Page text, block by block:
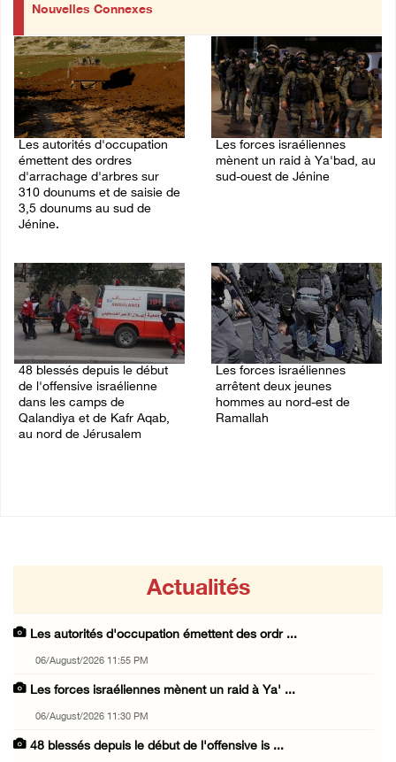
Nouvelles Connexes
Les autorités d'occupation
émettent des ordres
d'arrachage d'arbres sur
310 dounums et de saisie de
3,5 dounums au sud de
Jénine.
Les forces israéliennes
mènent un raid à Ya'bad, au
sud-ouest de Jénine
48 blessés depuis le début
de l'offensive israélienne
dans les camps de
Qalandiya et de Kafr Aqab,
au nord de Jérusalem
Les forces israéliennes
arrêtent deux jeunes
hommes au nord-est de
Ramallah
Actualités
Les autorités d'occupation émettent des ordr ...
06/August/2026 11:55 PM
Les forces israéliennes mènent un raid à Ya' ...
06/August/2026 11:30 PM
48 blessés depuis le début de l'offensive is ...